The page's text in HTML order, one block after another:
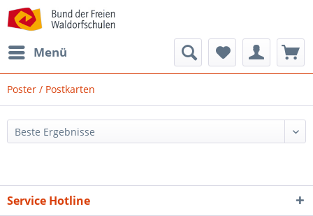
Menü
Poster / Postkarten
Service Hotline